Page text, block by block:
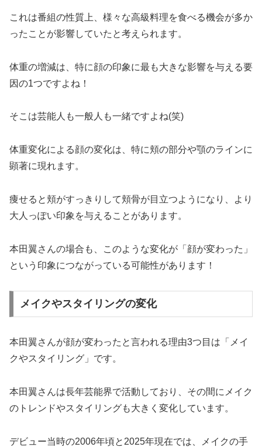
これは番組の性質上、様々な高級料理を食べる機会が多か
ったことが影響していたと考えられます。
体重の増減は、特に顔の印象に最も大きな影響を与える要
因の1つですよね！
そこは芸能人も一般人も一緒ですよね(笑)
体重変化による顔の変化は、特に頬の部分や顎のラインに
顕著に現れます。
痩せると頬がすっきりして頬骨が目立つようになり、より
大人っぽい印象を与えることがあります。
本田翼さんの場合も、このような変化が「顔が変わった」
という印象につながっている可能性があります！
メイクやスタイリングの変化
本田翼さんが顔が変わったと言われる理由3つ目は「メイ
クやスタイリング」です。
本田翼さんは長年芸能界で活動しており、その間にメイク
のトレンドやスタイリングも大きく変化しています。
デビュー当時の2006年頃と2025年現在では、メイクの手